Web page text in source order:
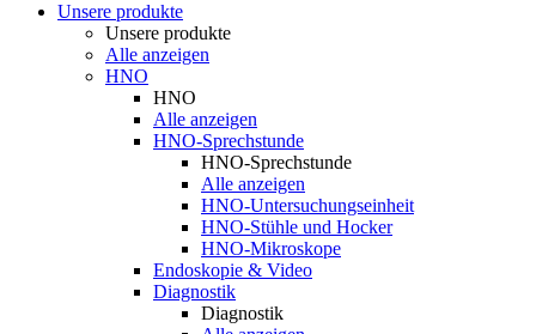
Unsere produkte
Unsere produkte
Alle anzeigen
HNO
HNO
Alle anzeigen
HNO-Sprechstunde
HNO-Sprechstunde
Alle anzeigen
HNO-Untersuchungseinheit
HNO-Stühle und Hocker
HNO-Mikroskope
Endoskopie & Video
Diagnostik
Diagnostik